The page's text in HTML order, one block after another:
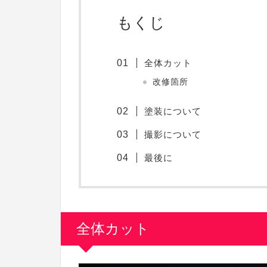
もくじ
全体カット
改修箇所
塗装について
撮影について
最後に
全体カット